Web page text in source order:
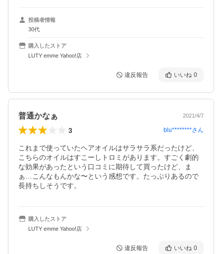
投稿者情報
30代
購入したストア
LUTY emme Yahoo!店
違反報告 いいね 0
普通かなぁ 2021/4/7
3 blu********さん
これまで使っていたヘアオイルはサラサラ系だったけど、
こちらのオイルはすこーしトロミがあります。すごく劇的
な効果があったという口コミに期待して買ったけど、ま
ぁ…こんなもんかな〜という感想です。たっぷりあるので
長持ちしそうです。
購入したストア
LUTY emme Yahoo!店
違反報告 いいね 0